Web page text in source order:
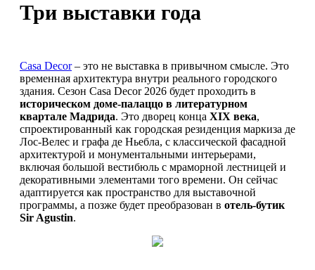
Три выставки года
Casa Decor– это не выставка в привычном смысле. Это
временная архитектура внутри реального городского
здания. Сезон Casa Decor 2026 будет проходить в
историческом доме-палаццо в литературном
квартале Мадрида. Это дворец конца XIX века,
спроектированный как городская резиденция маркиза де
Лос-Велес и графа де Ньебла, с классической фасадной
архитектурой и монументальными интерьерами,
включая большой вестибюль с мраморной лестницей и
декоративными элементами того времени. Он сейчас
адаптируется как пространство для выставочной
программы, а позже будет преобразован в отель-бутик
Sir Agustin.